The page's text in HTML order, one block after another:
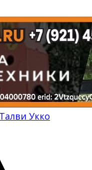
Талви Укко